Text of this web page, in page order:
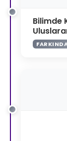
Bilimde